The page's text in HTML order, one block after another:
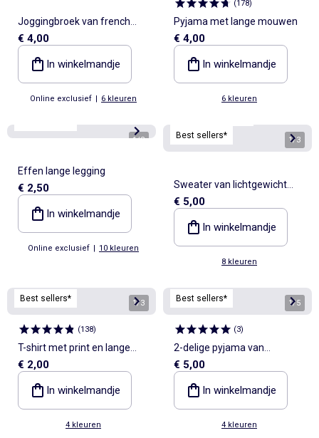
Joggingbroek van french
terry
€ 4,00
In winkelmandje
Online exclusief | 6 kleuren
(178)
Pyjama met lange mouwen
€ 4,00
In winkelmandje
6 kleuren
1/2
Effen lange legging
€ 2,50
In winkelmandje
Online exclusief | 10 kleuren
Best sellers*
1/3
Sweater van lichtgewicht
molton met print
€ 5,00
In winkelmandje
8 kleuren
Best sellers* 1/3
(138)
T-shirt met print en lange
mouw
€ 2,00
In winkelmandje
4 kleuren
Best sellers* 1/5
(3)
2-delige pyjama van
jerseytricot
€ 5,00
In winkelmandje
4 kleuren